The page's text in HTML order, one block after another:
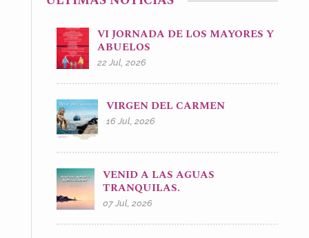
VI JORNADA DE LOS MAYORES Y
ABUELOS
22 Jul, 2026
VIRGEN DEL CARMEN
16 Jul, 2026
VENID A LAS AGUAS
TRANQUILAS.
07 Jul, 2026